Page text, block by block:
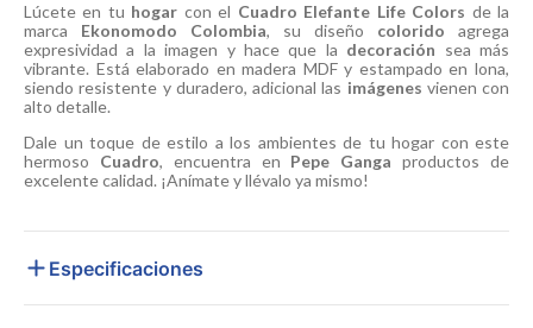
Lúcete en tu hogar con el Cuadro Elefante Life Colors de la
marca Ekonomodo Colombia, su diseño colorido agrega
expresividad a la imagen y hace que la decoración sea más
vibrante. Está elaborado en madera MDF y estampado en lona,
siendo resistente y duradero, adicional las imágenes vienen con
alto detalle.
Dale un toque de estilo a los ambientes de tu hogar con este
hermoso Cuadro, encuentra en Pepe Ganga productos de
excelente calidad. ¡Anímate y llévalo ya mismo!
Especificaciones